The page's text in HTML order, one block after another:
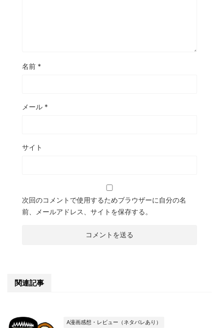
名前 *
メール *
サイト
次回のコメントで使用するためブラウザーに自分の名
前、メールアドレス、サイトを保存する。
関連記事
A漫画感想・レビュー（ネタバレあり）